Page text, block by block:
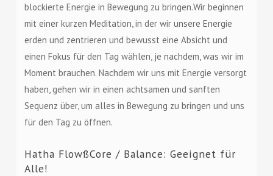
blockierte Energie in Bewegung zu bringen.Wir beginnen
mit einer kurzen Meditation, in der wir unsere Energie
erden und zentrieren und bewusst eine Absicht und
einen Fokus für den Tag wählen, je nachdem, was wir im
Moment brauchen. Nachdem wir uns mit Energie versorgt
haben, gehen wir in einen achtsamen und sanften
Sequenz über, um alles in Bewegung zu bringen und uns
für den Tag zu öffnen.
Hatha FlowßCore / Balance: Geeignet für
Alle!